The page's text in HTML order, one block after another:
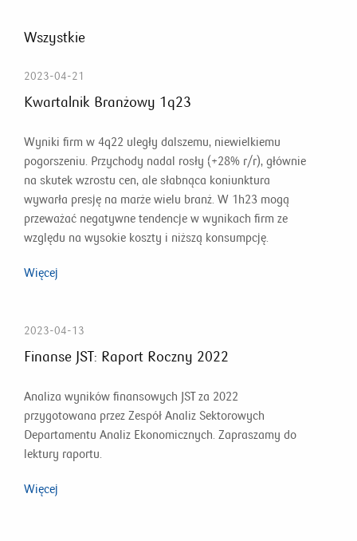
Wszystkie
2023-04-21
Kwartalnik Branżowy 1q23
Wyniki firm w 4q22 uległy dalszemu, niewielkiemu
pogorszeniu. Przychody nadal rosły (+28% r/r), głównie
na skutek wzrostu cen, ale słabnąca koniunktura
wywarła presję na marże wielu branż. W 1h23 mogą
przeważać negatywne tendencje w wynikach firm ze
względu na wysokie koszty i niższą konsumpcję.
Więcej
2023-04-13
Finanse JST: Raport Roczny 2022
Analiza wyników finansowych JST za 2022
przygotowana przez Zespół Analiz Sektorowych
Departamentu Analiz Ekonomicznych. Zapraszamy do
lektury raportu.
Więcej